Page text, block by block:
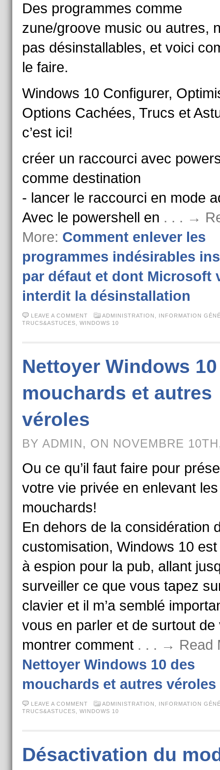
Des programmes comme
zune/groove music ou autres,
pas désinstallables, et voici
le faire.
Windows 10 Configurer,
Options Cachées, Trucs et
c’est ici!
créer un raccourci avec
comme destination
- lancer le raccourci en mode
Avec le powershell en . . . →
More: Comment enlever les
programmes indésirables
par défaut et dont Microsoft
interdit la désinstallation
LEAVE A COMMENT ADMINISTRATION
INFORMATION
TRUCS&ASTUCES
WINDOWS 10
Nettoyer Windows
mouchards et autres
véroles
BY ADMIN, ON NOVEMBRE
Ou ce qu’il faut faire pour
votre vie privée en enlevant les
mouchards!
En dehors de la considération
customisation, Windows 10
à espion pour la pub, allant
surveiller ce que vous tapez
clavier et il m’a semblé
vous en parler et de surtout de
montrer comment . . . → Read
Nettoyer Windows 10 des
mouchards et autres véroles
LEAVE A COMMENT ADMINISTRATION
INFORMATION
TRUCS&ASTUCES
WINDOWS 10
Désactivation du